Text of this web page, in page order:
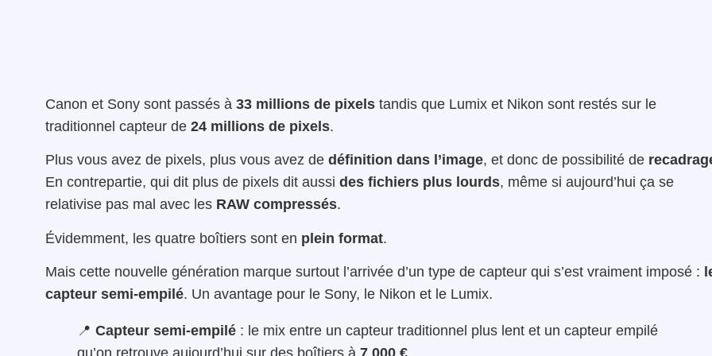
Canon et Sony sont passés à 33 millions de pixels tandis que Lumix et Nikon sont restés sur le
traditionnel capteur de 24 millions de pixels.
Plus vous avez de pixels, plus vous avez de définition dans l’image, et donc de possibilité de
En contrepartie, qui dit plus de pixels dit aussi des fichiers plus lourds, même si aujourd’hui ça se
relativise pas mal avec les RAW compressés.
Évidemment, les quatre boîtiers sont en plein format.
Mais cette nouvelle génération marque surtout l’arrivée d’un type de capteur qui s’est vraiment imposé :
capteur semi-empilé. Un avantage pour le Sony, le Nikon et le Lumix.
📍 Capteur semi-empilé : le mix entre un capteur traditionnel plus lent et un capteur empilé
qu’on retrouve aujourd’hui sur des boîtiers à 7 000 €